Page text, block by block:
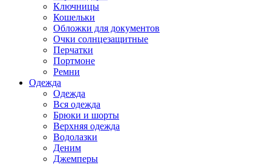
Ключницы
Кошельки
Обложки для документов
Очки солнцезащитные
Перчатки
Портмоне
Ремни
Одежда
Одежда
Вся одежда
Брюки и шорты
Верхняя одежда
Водолазки
Деним
Джемперы